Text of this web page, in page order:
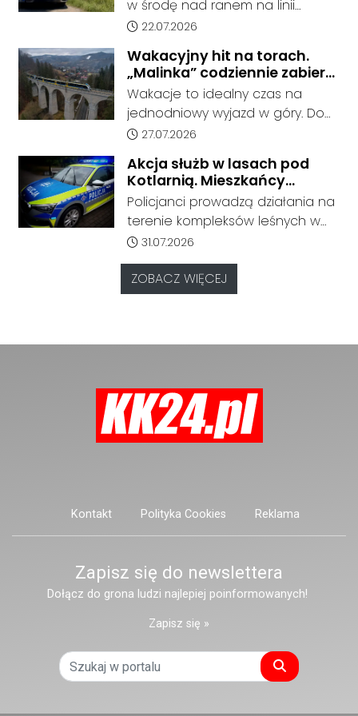
podjęcia nauki.
ciężarowego.
w środę nad ranem na linii
kolejowej nr 137. Około godziny
zadysponowane na odcinek
Rudziniec Gliwicki - Nowa Wieś,
gdzie doszło do potrącenia
człowieka przez pociąg.
Data dodania artykułu:
22.07.2026
Wakacyjny hit na torach.
„Malinka” codziennie zabiera
pasażerów z Kędzierzyna-
Koźla do Wisły
Wakacje to idealny czas na
jednodniowy wyjazd w góry. Do
końca sierpnia pociąg POLREGIO
oferując bezpośrednie
połączenie z Kędzierzyna-Koźla
do Beskidów. Jak informuje
przewoźnik, połączenie cieszy się
dużym zainteresowaniem
pasażerów.
Data dodania artykułu:
27.07.2026
Akcja służb w lasach pod
Kotlarnią. Mieszkańcy
proszeni o ostrożność
Policjanci prowadzą działania na
terenie kompleksów leśnych w
rejonie gminy Bierawa. Jak udało
nam się ustalić, funkcjonariusze
poszukują mężczyzny, który może
posiadać niebezpieczne
Data dodania artykułu:
31.07.2026
ZOBACZ WIĘCEJ
Kontakt Polityka Cookies Reklama
Zapisz się do newslettera
Dołącz do grona ludzi najlepiej poinformowanych!
Zapisz się »
Szukaj